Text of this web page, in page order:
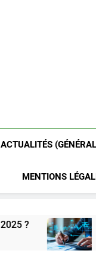
ACTUALITÉS
MENTIONS
4 Jours Ago